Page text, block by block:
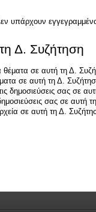
υπάρχουν
Δ. Συζήτηση
θέματα σε αυτή τη Δ.
σε αυτή τη Δ.
δημοσιεύσεις σας σε
σας σε αυτή
σε αυτή τη Δ.